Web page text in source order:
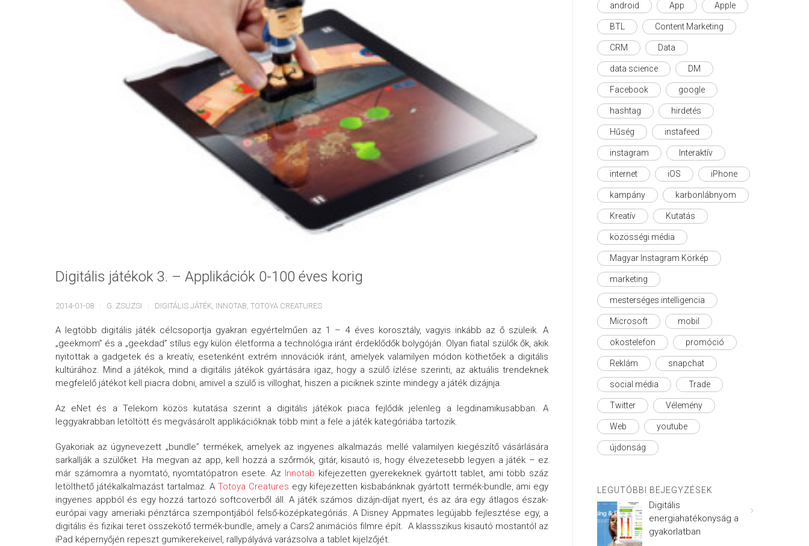
Digitális játékok 3. – Applikációk 0-100 éves korig
2014-01-08 G. ZSUZSI DIGITÁLIS JÁTÉK, INNOTAB, TOTOYA CREATURES
A legtöbb digitális játék célcsoportja gyakran egyértelműen az 1 – 4 éves korosztály, vagyis inkább az ő szüleik. A
„geekmom” és a „geekdad” stílus egy külön életforma a technológia iránt érdeklődők bolygóján. Olyan fiatal szülők ők, akik
nyitottak a gadgetek és a kreatív, esetenként extrém innovációk iránt, amelyek valamilyen módon köthetőek a digitális
kultúrához. Mind a játékok, mind a digitális játékok gyártására igaz, hogy a szülő ízlése szerinti, az aktuális trendeknek
megfelelő játékot kell piacra dobni, amivel a szülő is villoghat, hiszen a piciknek szinte mindegy a játék dizájnja.
Az eNet és a Telekom közös kutatása szerint a digitális játékok piaca fejlődik jelenleg a legdinamikusabban. A
leggyakrabban letöltött és megvásárolt applikációknak több mint a fele a játék kategóriába tartozik.
Gyakoriak az úgynevezett „bundle” termékek, amelyek az ingyenes alkalmazás mellé valamilyen kiegészítő vásárlására
sarkallják a szülőket. Ha megvan az app, kell hozzá a szőrmók, gitár, kisautó is, hogy élvezetesebb legyen a játék – ez
már számomra a nyomtató, nyomtatópatron esete. Az Innotab kifejezetten gyerekeknek gyártott tablet, ami több száz
letölthető játékalkalmazást tartalmaz. A Totoya Creatures egy kifejezetten kisbabánknak gyártott termék-bundle, ami egy
ingyenes appból és egy hozzá tartozó softcoverből áll. A játék számos dizájn-díjat nyert, és az ára egy átlagos észak-
európai vagy ameriaki pénztárca szempontjából felső-középkategóriás. A Disney Appmates legújabb fejlesztése egy, a
digitális és fizikai teret összekötő termék-bundle, amely a Cars2 animációs filmre épít. A klassszikus kisautó mostantól az
iPad képernyőjén repeszt gumikerekeivel, rallypályává varázsolva a tablet kijelzőjét.
android App Apple
BTL Content Marketing
CRM Data
data science DM
Facebook google
hashtag hirdetés
Hűség instafeed
instagram Interaktív
internet iOS iPhone
kampány karbonlábnyom
Kreatív Kutatás
közösségi média
Magyar Instagram Körkép
marketing
mesterséges intelligencia
Microsoft mobil
okostelefon promóció
Reklám snapchat
social média Trade
Twitter Vélemény
Web youtube
újdonság
LEGUTÓBBI BEJEGYZÉSEK
Digitális
energiahatékonyság a
gyakorlatban